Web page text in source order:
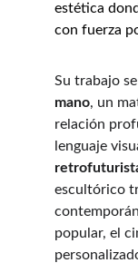
estética
con fuerza
Su trabajo
mano, un
relación
lenguaje
escultórico
popular, el